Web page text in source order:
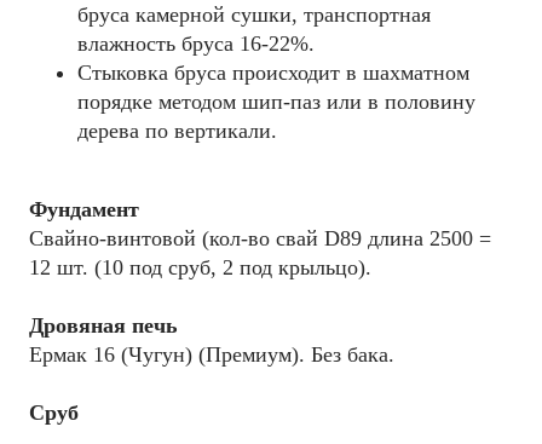
бруса камерной сушки, транспортная
влажность бруса 16-22%.
Стыковка бруса происходит в шахматном
порядке методом шип-паз или в половину
дерева по вертикали.
Фундамент
Свайно-винтовой (кол-во свай D89 длина 2500 =
12 шт. (10 под сруб, 2 под крыльцо).
Дровяная печь
Ермак 16 (Чугун) (Премиум). Без бака.
Сруб